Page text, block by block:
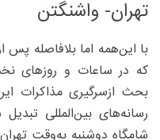
تهران- واشنگتن
که در ساعات و روزهای
بحث ازسرگیری مذاکرات
رسانه‌های بین‌المللی
شامگاه دوشنبه به‌وقت